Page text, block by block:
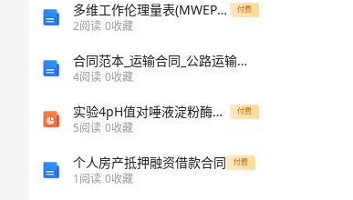
多维工作伦理量表(MWEP)修订及代际差异研究的任务书 付费
2阅读 0收藏
合同范本_运输合同_公路运输合同书
4阅读 0收藏
实验4pH值对唾液淀粉酶活性的 付费
5阅读 0收藏
个人房产抵押融资借款合同 付费
1阅读 0收藏